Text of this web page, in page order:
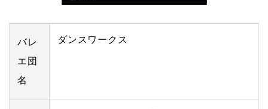
バレ
エ団
名
ダンスワークス